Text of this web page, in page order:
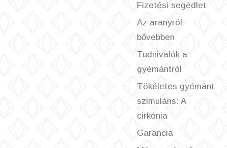
Fizetési segédlet
Az aranyról
bővebben
Tudnivalók a
gyémántról
Tökéletes gyémánt
szimuláns: A
cirkónia
Garancia